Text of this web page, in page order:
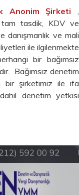
Anonim Şirketi
,
tam tasdik, KDV ve
danışmanlık ve mali
ile ilgilenmekte
bir bağımsız
Bağımsız denetim
bir şirketimiz ile ifa
denetim yetkisi